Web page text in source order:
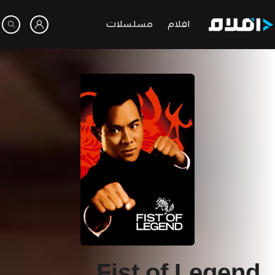
افلام مسلسلات